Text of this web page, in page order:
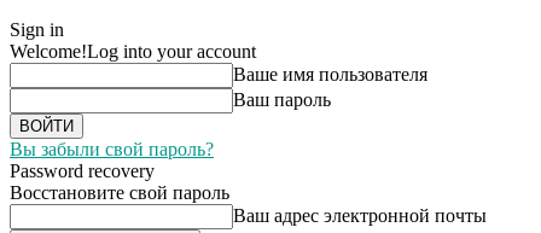
Sign in
Welcome!Log into your account
Ваше имя пользователя
Ваш пароль
Вы забыли свой пароль?
Password recovery
Восстановите свой пароль
Ваш адрес электронной почты